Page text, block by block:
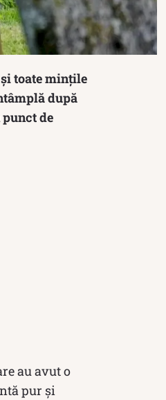
toate mințile
după
de
au avut o
pur și